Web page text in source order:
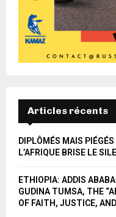
Articles récents
DIPLÔMÉS MAIS
L’AFRIQUE BRISE LE
ETHIOPIA: ADDIS
GUDINA TUMSA, THE
OF FAITH, JUSTICE,